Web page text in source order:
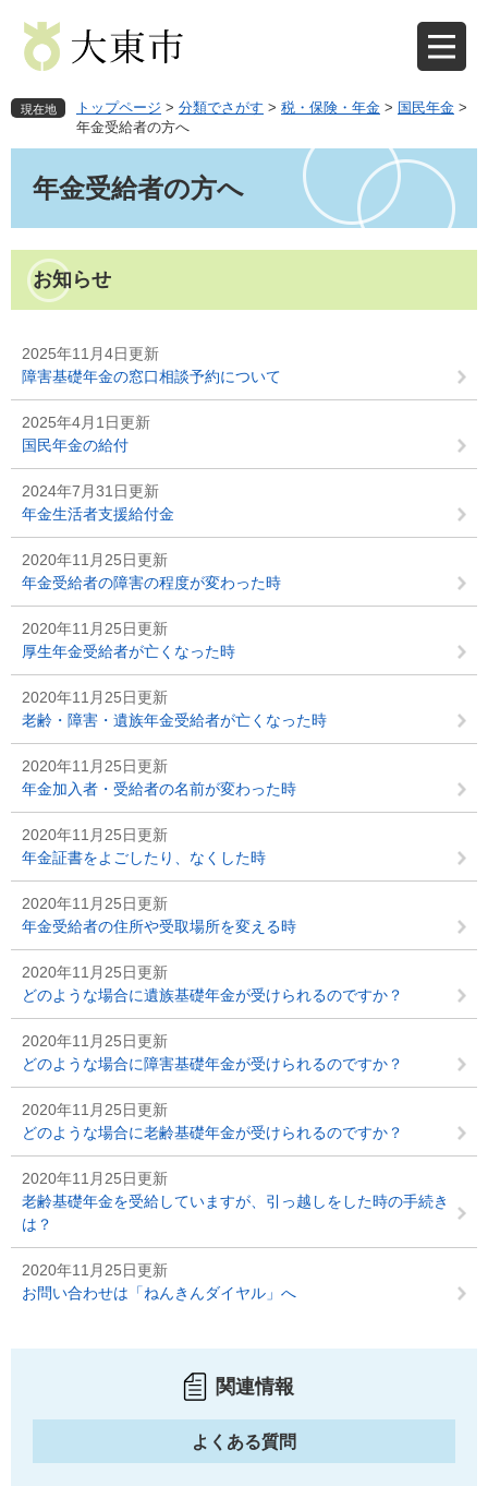
先
で
を
ば
現在地 トップページ > 分類でさがす > 税・保険・年金 > 国民年金 >
年金受給者の方へ
年金受給者の方へ
お知らせ
2025年11月4日更新
障害基礎年金の窓口相談予約について
2025年4月1日更新
国民年金の給付
2024年7月31日更新
年金生活者支援給付金
2020年11月25日更新
年金受給者の障害の程度が変わった時
2020年11月25日更新
厚生年金受給者が亡くなった時
2020年11月25日更新
老齢・障害・遺族年金受給者が亡くなった時
2020年11月25日更新
年金加入者・受給者の名前が変わった時
2020年11月25日更新
年金証書をよごしたり、なくした時
2020年11月25日更新
年金受給者の住所や受取場所を変える時
2020年11月25日更新
どのような場合に遺族基礎年金が受けられるのですか？
2020年11月25日更新
どのような場合に障害基礎年金が受けられるのですか？
2020年11月25日更新
どのような場合に老齢基礎年金が受けられるのですか？
2020年11月25日更新
老齢基礎年金を受給していますが、引っ越しをした時の手続き
は？
2020年11月25日更新
お問い合わせは「ねんきんダイヤル」へ
関連情報
よくある質問